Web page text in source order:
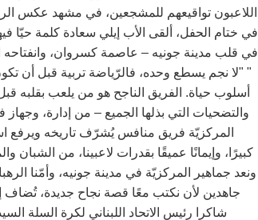
اللاعبون تواقيعهم للمشجعين، في مشهد عكس
في ختام الحفل، ألقى الأب إيلي سعادة كلمة حيّا
في قلب مدينة جونيه – عاصمة كسروان، وانفتاحه
" "لا نجم يسطع وحده، فالرّياضة تربية قبل أن
أسلوب حياة. الفريق الناجح هو من يلعب بقلبه
والتضحيات التي بذلها الجميع – من إدارة،
المركزيّة فريق منافس يُشرّف تاريخه
كبيرًا، وإيمانًا عميقًا بقدرات لاعبينا، من
ونعد جماهير المركزيّة في مدينة جونيه، وأمّنا
جاهدين لأن نكتب معًا قصة نجاح جديدة، تُضاف
شاكرا رئيس الاتحاد اللبناني لكرة السلة